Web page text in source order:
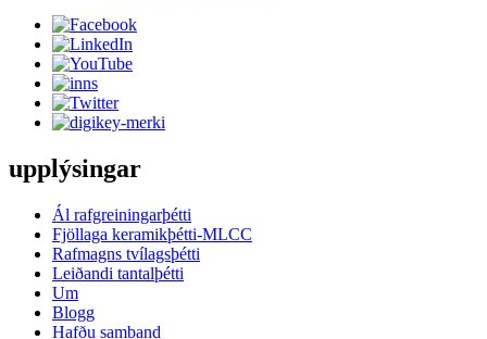
upplýsingar
Ál rafgreiningarþétti
Fjöllaga keramikþétti-MLCC
Rafmagns tvílagsþétti
Leiðandi tantalþétti
Um
Blogg
Hafðu samband